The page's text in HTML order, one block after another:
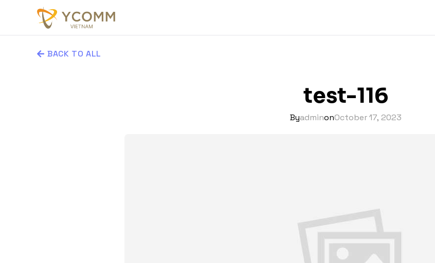
BACK TO ALL
test-116
ByadminonOctober 17, 2023